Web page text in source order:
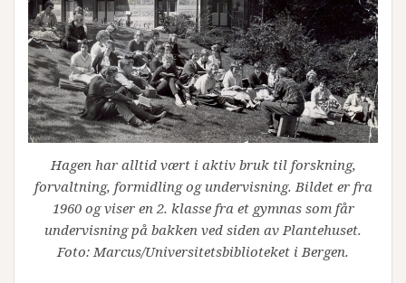
Hagen har alltid vært i aktiv bruk til forskning,
forvaltning, formidling og undervisning. Bildet er fra
1960 og viser en 2. klasse fra et gymnas som får
undervisning på bakken ved siden av Plantehuset.
Foto: Marcus/Universitetsbiblioteket i Bergen.